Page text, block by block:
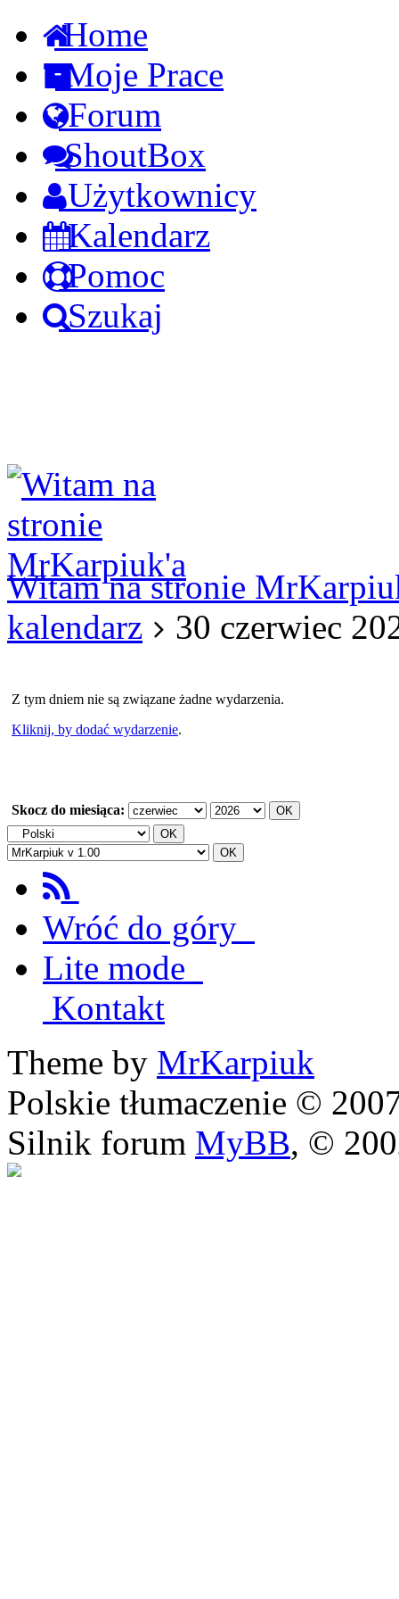
Home
Moje Prace
Forum
ShoutBox
Użytkownicy
Kalendarz
Pomoc
Szukaj
Witam na stronie
kalendarz
30 czerwiec
Z tym dniem nie są związane żadne wydarzenia.
Kliknij, by dodać wydarzenie.
Skocz do miesiąca:
Wróć do góry
Lite mode
Kontakt
Theme by MrKarpiuk
Polskie tłumaczenie ©
Silnik forum MyBB, ©